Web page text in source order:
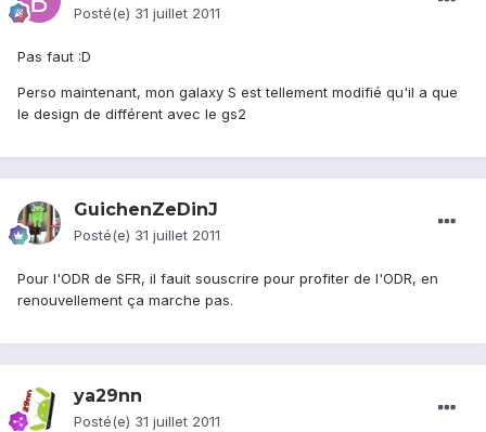
Posté(e) 31 juillet 2011
Pas faut :D
Perso maintenant, mon galaxy S est tellement modifié qu'il a que
le design de différent avec le gs2
GuichenZeDinJ
Posté(e) 31 juillet 2011
Pour l'ODR de SFR, il fauit souscrire pour profiter de l'ODR, en
renouvellement ça marche pas.
ya29nn
Posté(e) 31 juillet 2011